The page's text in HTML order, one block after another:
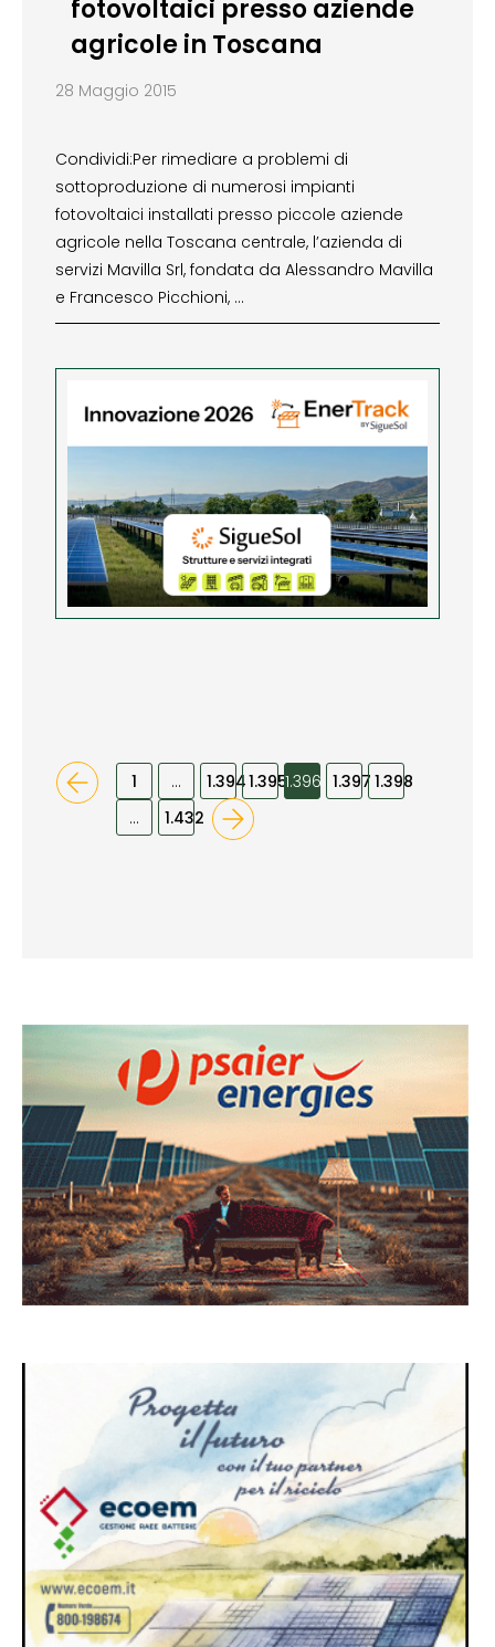
fotovoltaici presso aziende
agricole in Toscana
28 Maggio 2015
Condividi:Per rimediare a problemi di
sottoproduzione di numerosi impianti
fotovoltaici installati presso piccole aziende
agricole nella Toscana centrale, l’azienda di
servizi Mavilla Srl, fondata da Alessandro Mavilla
e Francesco Picchioni, …
1 … 1.3941.3951.396 1.397 1.398
…
1.432